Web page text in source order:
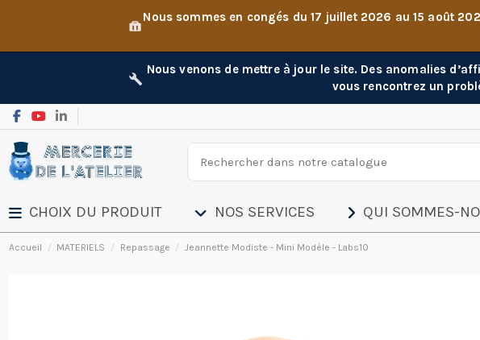
Nous sommes en congés du 17 juillet 2026 au 15 août
Nous venons de mettre à jour le site. Des anomalies
vous rencontrez un
CHOIX DU PRODUIT NOS SERVICES QUI SOMMES-
Accueil MATERIELS Repassage Jeannette Modiste - Mini Modèle - Labs10